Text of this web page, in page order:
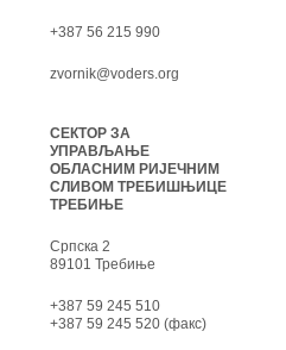
+387 56 215 990
zvornik@voders.org
СЕКТОР ЗА
УПРАВЉАЊЕ
ОБЛАСНИМ РИЈЕЧНИМ
СЛИВОМ ТРЕБИШЊИЦЕ
ТРЕБИЊЕ
Српска 2
89101 Требиње
+387 59 245 510
+387 59 245 520 (факс)